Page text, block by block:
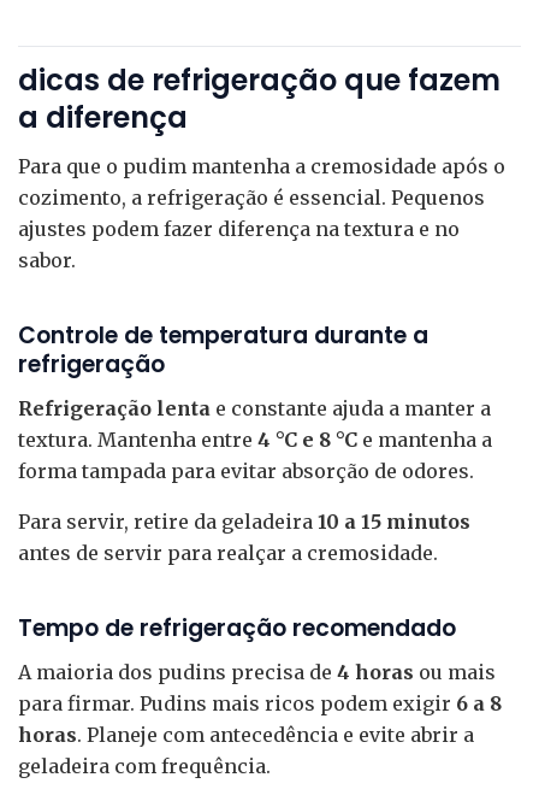
dicas de refrigeração que fazem
a diferença
Para que o pudim mantenha a cremosidade após o
cozimento, a refrigeração é essencial. Pequenos
ajustes podem fazer diferença na textura e no
sabor.
Controle de temperatura durante a
refrigeração
Refrigeração lenta e constante ajuda a manter a
textura. Mantenha entre 4 °C e 8 °C e mantenha a
forma tampada para evitar absorção de odores.
Para servir, retire da geladeira 10 a 15 minutos
antes de servir para realçar a cremosidade.
Tempo de refrigeração recomendado
A maioria dos pudins precisa de 4 horas ou mais
para firmar. Pudins mais ricos podem exigir 6 a 8
horas. Planeje com antecedência e evite abrir a
geladeira com frequência.